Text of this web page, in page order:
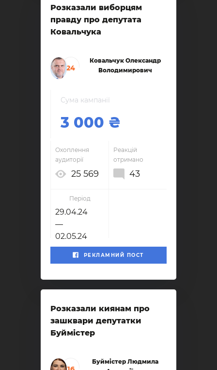
Розказали виборцям
правду про депутата
Ковальчука
24
Ковальчук Олександр
Володимирович
Сума кампанії
3 000
Охоплення
аудиторії
25 569
Реакцій
отримано
43
Період
29.04.24
—
02.05.24
РЕКЛАМНИЙ ПОСТ
Розказали киянам про
зашквари депутатки
Буймістер
Буймістер Людмила